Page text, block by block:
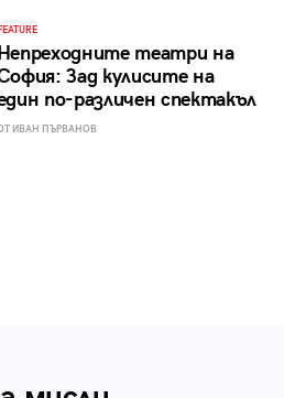
театри на
Зад кулисите на
по-различен спектакъл
ИВАН ПЪРВАНОВ